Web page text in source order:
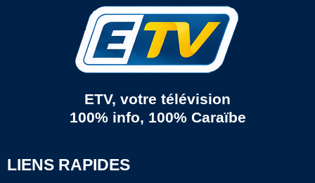
ETV, votre télévision
100% info, 100% Caraïbe
LIENS RAPIDES